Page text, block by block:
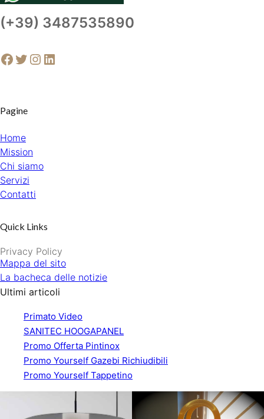
(+39) 3487535890
Facebook Twitter Instagram LinkedIn
Pagine
Home
Mission
Chi siamo
Servizi
Contatti
Quick Links
Privacy Policy
Mappa del sito
La bacheca delle notizie
Ultimi articoli
Primato Video
SANITEC HOOGAPANEL
Promo Offerta Pintinox
Promo Yourself Gazebi Richiudibili
Promo Yourself Tappetino